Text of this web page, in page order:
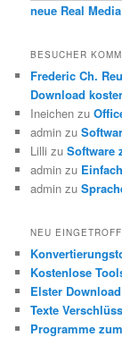
neue Real
BESUCHER
Frederic Ch.
Download
Ineichen zu
admin zu
Lilli zuSoftware
admin zu
admin zu
NEU
Kostenlose
Elster Download
Texte
Programme